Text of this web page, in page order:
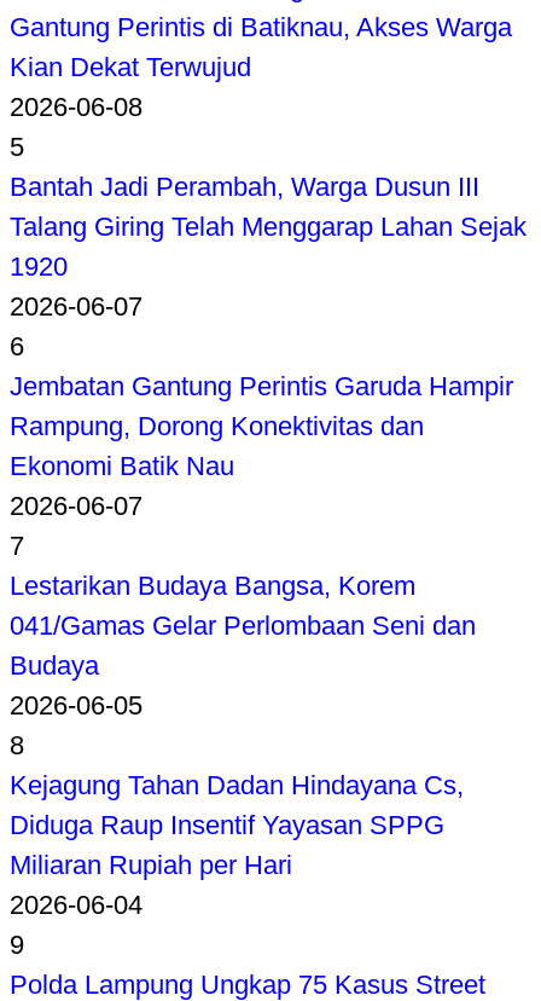
Gantung Perintis di Batiknau, Akses Warga
Kian Dekat Terwujud
2026-06-08
5
Bantah Jadi Perambah, Warga Dusun III
Talang Giring Telah Menggarap Lahan Sejak
1920
2026-06-07
6
Jembatan Gantung Perintis Garuda Hampir
Rampung, Dorong Konektivitas dan
Ekonomi Batik Nau
2026-06-07
7
Lestarikan Budaya Bangsa, Korem
041/Gamas Gelar Perlombaan Seni dan
Budaya
2026-06-05
8
Kejagung Tahan Dadan Hindayana Cs,
Diduga Raup Insentif Yayasan SPPG
Miliaran Rupiah per Hari
2026-06-04
9
Polda Lampung Ungkap 75 Kasus Street